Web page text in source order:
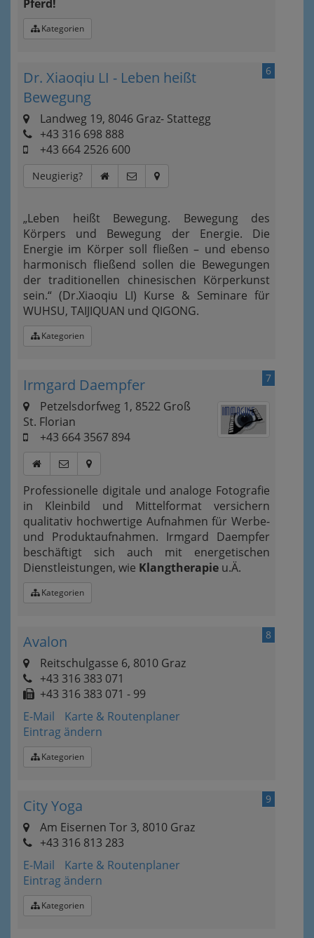
Pferd!
Kategorien
6
Dr. Xiaoqiu LI - Leben heißt
Bewegung
Landweg 19, 8046 Graz- Stattegg
+43 316 698 888
+43 664 2526 600
Neugierig?
„Leben heißt Bewegung. Bewegung des
Körpers und Bewegung der Energie. Die
Energie im Körper soll fließen – und ebenso
harmonisch fließend sollen die Bewegungen
der traditionellen chinesischen Körperkunst
sein.“ (Dr.Xiaoqiu LI) Kurse & Seminare für
WUHSU, TAIJIQUAN und QIGONG.
Kategorien
7
Irmgard Daempfer
Petzelsdorfweg 1, 8522 Groß
St. Florian
+43 664 3567 894
Professionelle digitale und analoge Fotografie
in Kleinbild und Mittelformat versichern
qualitativ hochwertige Aufnahmen für Werbe-
und Produktaufnahmen. Irmgard Daempfer
beschäftigt sich auch mit energetischen
Dienstleistungen, wie Klangtherapie u.Ä.
Kategorien
8
Avalon
Reitschulgasse 6, 8010 Graz
+43 316 383 071
+43 316 383 071 - 99
E-Mail
Karte & Routenplaner
Eintrag ändern
Kategorien
9
City Yoga
Am Eisernen Tor 3, 8010 Graz
+43 316 813 283
E-Mail
Karte & Routenplaner
Eintrag ändern
Kategorien